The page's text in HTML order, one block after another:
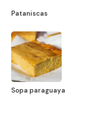
Pataniscas
Sopa paraguaya